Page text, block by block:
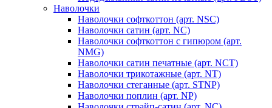
Наволочки
Наволочки софткоттон (арт. NSC)
Наволочки сатин (арт. NC)
Наволочки софткоттон с гипюром (арт.
NMG)
Наволочки сатин печатные (арт. NCT)
Наволочки трикотажные (арт. NT)
Наволочки стеганные (арт. STNP)
Наволочки поплин (арт. NP)